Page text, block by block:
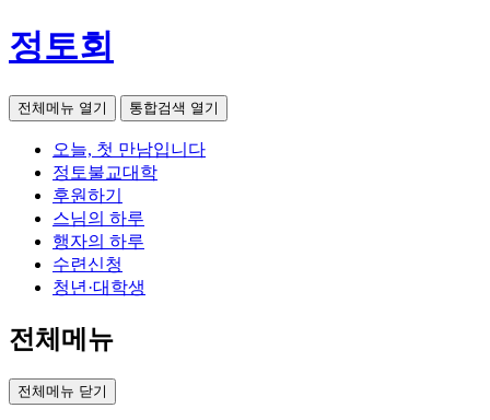
정토회
전체메뉴 열기 통합검색 열기
오늘, 첫 만남입니다
정토불교대학
후원하기
스님의 하루
행자의 하루
수련신청
청년·대학생
전체메뉴
전체메뉴 닫기